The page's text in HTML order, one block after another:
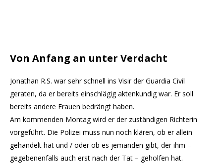
Von Anfang an unter Verdacht
Jonathan R.S. war sehr schnell ins Visir der Guardia Civil
geraten, da er bereits einschlägig aktenkundig war. Er soll
bereits andere Frauen bedrängt haben.
Am kommenden Montag wird er der zuständigen Richterin
vorgeführt. Die Polizei muss nun noch klären, ob er allein
gehandelt hat und / oder ob es jemanden gibt, der ihm –
gegebenenfalls auch erst nach der Tat – geholfen hat.